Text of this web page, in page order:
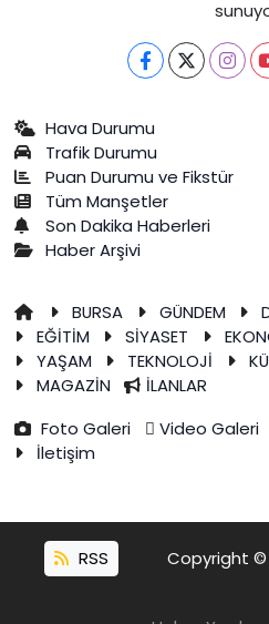
Hava Durumu
Trafik Durumu
Puan Durumu ve Fikstür
Tüm Manşetler
Son Dakika Haberleri
Haber Arşivi
BURSA GÜNDEM
EĞİTİM
SİYASET
YAŞAM
TEKNOLOJİ
MAGAZİN
İLANLAR
Foto Galeri
Video Galeri
İletişim
RSS Copyright ©